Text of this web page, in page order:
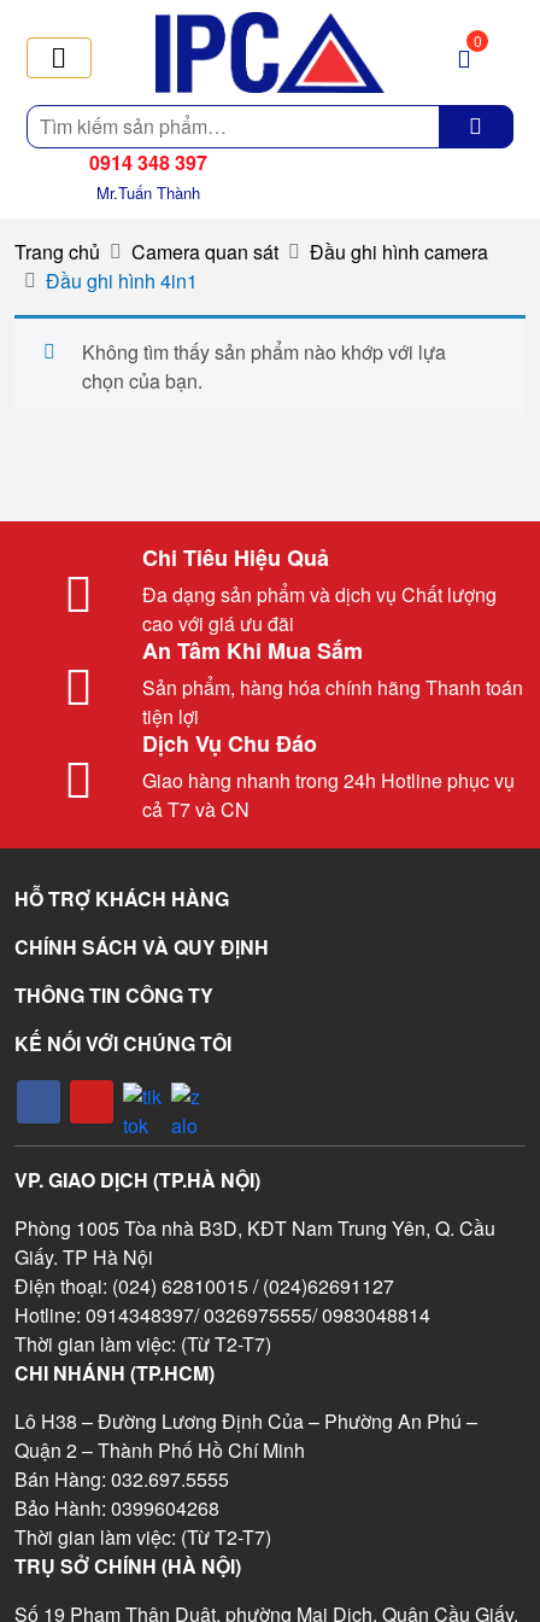
Tìm
kiếm
0
0914 348 397
Mr.Tuấn Thành
Trang chủ Camera quan sát
Đầu ghi hình camera
Đầu ghi hình 4in1
Không tìm thấy sản phẩm nào khớp với lựa
chọn của bạn.
Chi Tiêu Hiệu Quả
Đa dạng sản phẩm và dịch vụ Chất lượng
cao với giá ưu đãi
An Tâm Khi Mua Sắm
Sản phẩm, hàng hóa chính hãng Thanh toán
tiện lợi
Dịch Vụ Chu Đáo
Giao hàng nhanh trong 24h Hotline phục vụ
cả T7 và CN
HỖ TRỢ KHÁCH HÀNG
CHÍNH SÁCH VÀ QUY ĐỊNH
THÔNG TIN CÔNG TY
KẾ NỐI VỚI CHÚNG TÔI
VP. GIAO DỊCH (TP.HÀ NỘI)
Phòng 1005 Tòa nhà B3D, KĐT Nam Trung Yên, Q. Cầu
Giấy. TP Hà Nội
Điện thoại: (024) 62810015 / (024)62691127
Hotline: 0914348397/ 0326975555/ 0983048814
Thời gian làm việc: (Từ T2-T7)
CHI NHÁNH (TP.HCM)
Lô H38 – Đường Lương Định Của – Phường An Phú –
Quận 2 – Thành Phố Hồ Chí Minh
Bán Hàng: 032.697.5555
Bảo Hành: 0399604268
Thời gian làm việc: (Từ T2-T7)
TRỤ SỞ CHÍNH (HÀ NỘI)
Số 19 Phạm Thận Duật, phường Mai Dịch, Quận Cầu Giấy,